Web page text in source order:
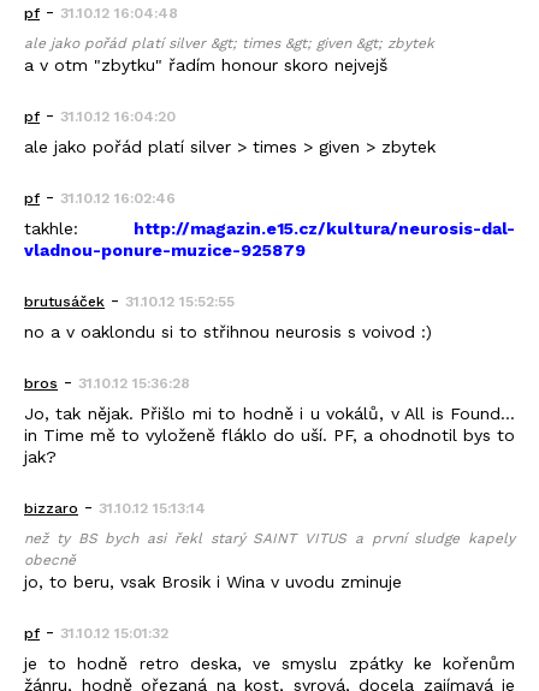
pf - 31.10.12 16:04:48
ale jako pořád platí silver &gt; times &gt; given &gt; zbytek
a v otm "zbytku" řadím honour skoro nejvejš
pf - 31.10.12 16:04:20
ale jako pořád platí silver > times > given > zbytek
pf - 31.10.12 16:02:46
takhle: http://magazin.e15.cz/kultura/neurosis-dal-
vladnou-ponure-muzice-925879
brutusáček - 31.10.12 15:52:55
no a v oaklondu si to střihnou neurosis s voivod :)
bros - 31.10.12 15:36:28
Jo, tak nějak. Přišlo mi to hodně i u vokálů, v All is Found...
in Time mě to vyloženě fláklo do uší. PF, a ohodnotil bys to
jak?
bizzaro - 31.10.12 15:13:14
než ty BS bych asi řekl starý SAINT VITUS a první sludge kapely
obecně
jo, to beru, vsak Brosik i Wina v uvodu zminuje
pf - 31.10.12 15:01:32
je to hodně retro deska, ve smyslu zpátky ke kořenům
žánru, hodně ořezaná na kost, syrová, docela zajímavá je